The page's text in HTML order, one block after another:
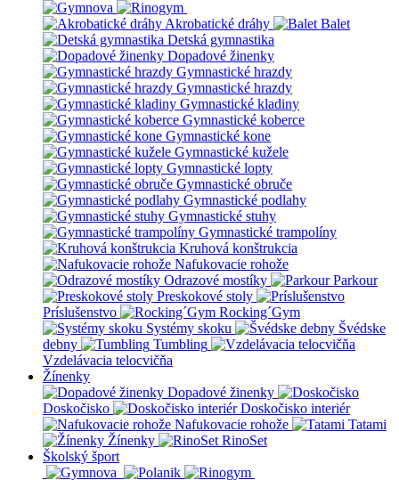
Akrobatické dráhy
Balet
Detská gymnastika
Dopadové žinenky
Gymnastické hrazdy
Gymnastické hrazdy
Gymnastické kladiny
Gymnastické koberce
Gymnastické kone
Gymnastické kužele
Gymnastické lopty
Gymnastické obruče
Gymnastické podlahy
Gymnastické stuhy
Gymnastické trampolíny
Kruhová konštrukcia
Nafukovacie rohože
Odrazové mostíky
Parkour
Preskokové stoly
Príslušenstvo
Rocking´Gym
Systémy skoku
Švédske
debny
Tumbling
Vzdelávacia telocvičňa
Žínenky
Dopadové žinenky
Doskočisko
Doskočisko interiér
Nafukovacie rohože
Tatami
Žínenky
RinoSet
Školský šport